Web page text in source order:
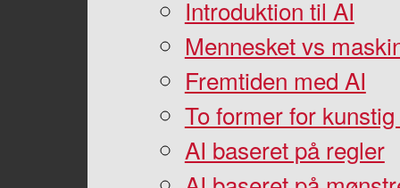
Introduktion til AI
Mennesket vs
Fremtiden med AI
To former for
AI baseret på regler